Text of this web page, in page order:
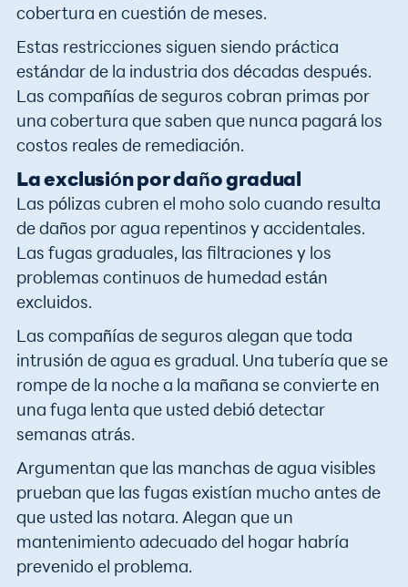
cobertura en cuestión de meses.
Estas restricciones siguen siendo práctica
estándar de la industria dos décadas después.
Las compañías de seguros cobran primas por
una cobertura que saben que nunca pagará los
costos reales de remediación.
La exclusión por daño gradual
Las pólizas cubren el moho solo cuando resulta
de daños por agua repentinos y accidentales.
Las fugas graduales, las filtraciones y los
problemas continuos de humedad están
excluidos.
Las compañías de seguros alegan que toda
intrusión de agua es gradual. Una tubería que se
rompe de la noche a la mañana se convierte en
una fuga lenta que usted debió detectar
semanas atrás.
Argumentan que las manchas de agua visibles
prueban que las fugas existían mucho antes de
que usted las notara. Alegan que un
mantenimiento adecuado del hogar habría
prevenido el problema.